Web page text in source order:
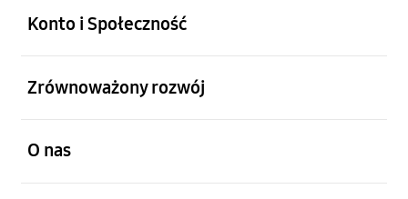
Konto i Społeczność
Zrównoważony rozwój
O nas